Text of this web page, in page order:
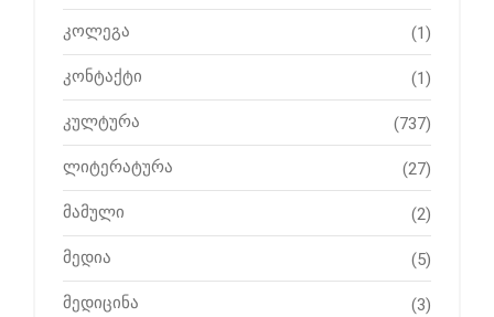
კოლეგა (1)
კონტაქტი (1)
კულტურა (737)
ლიტერატურა (27)
მამული (2)
მედია (5)
მედიცინა (3)